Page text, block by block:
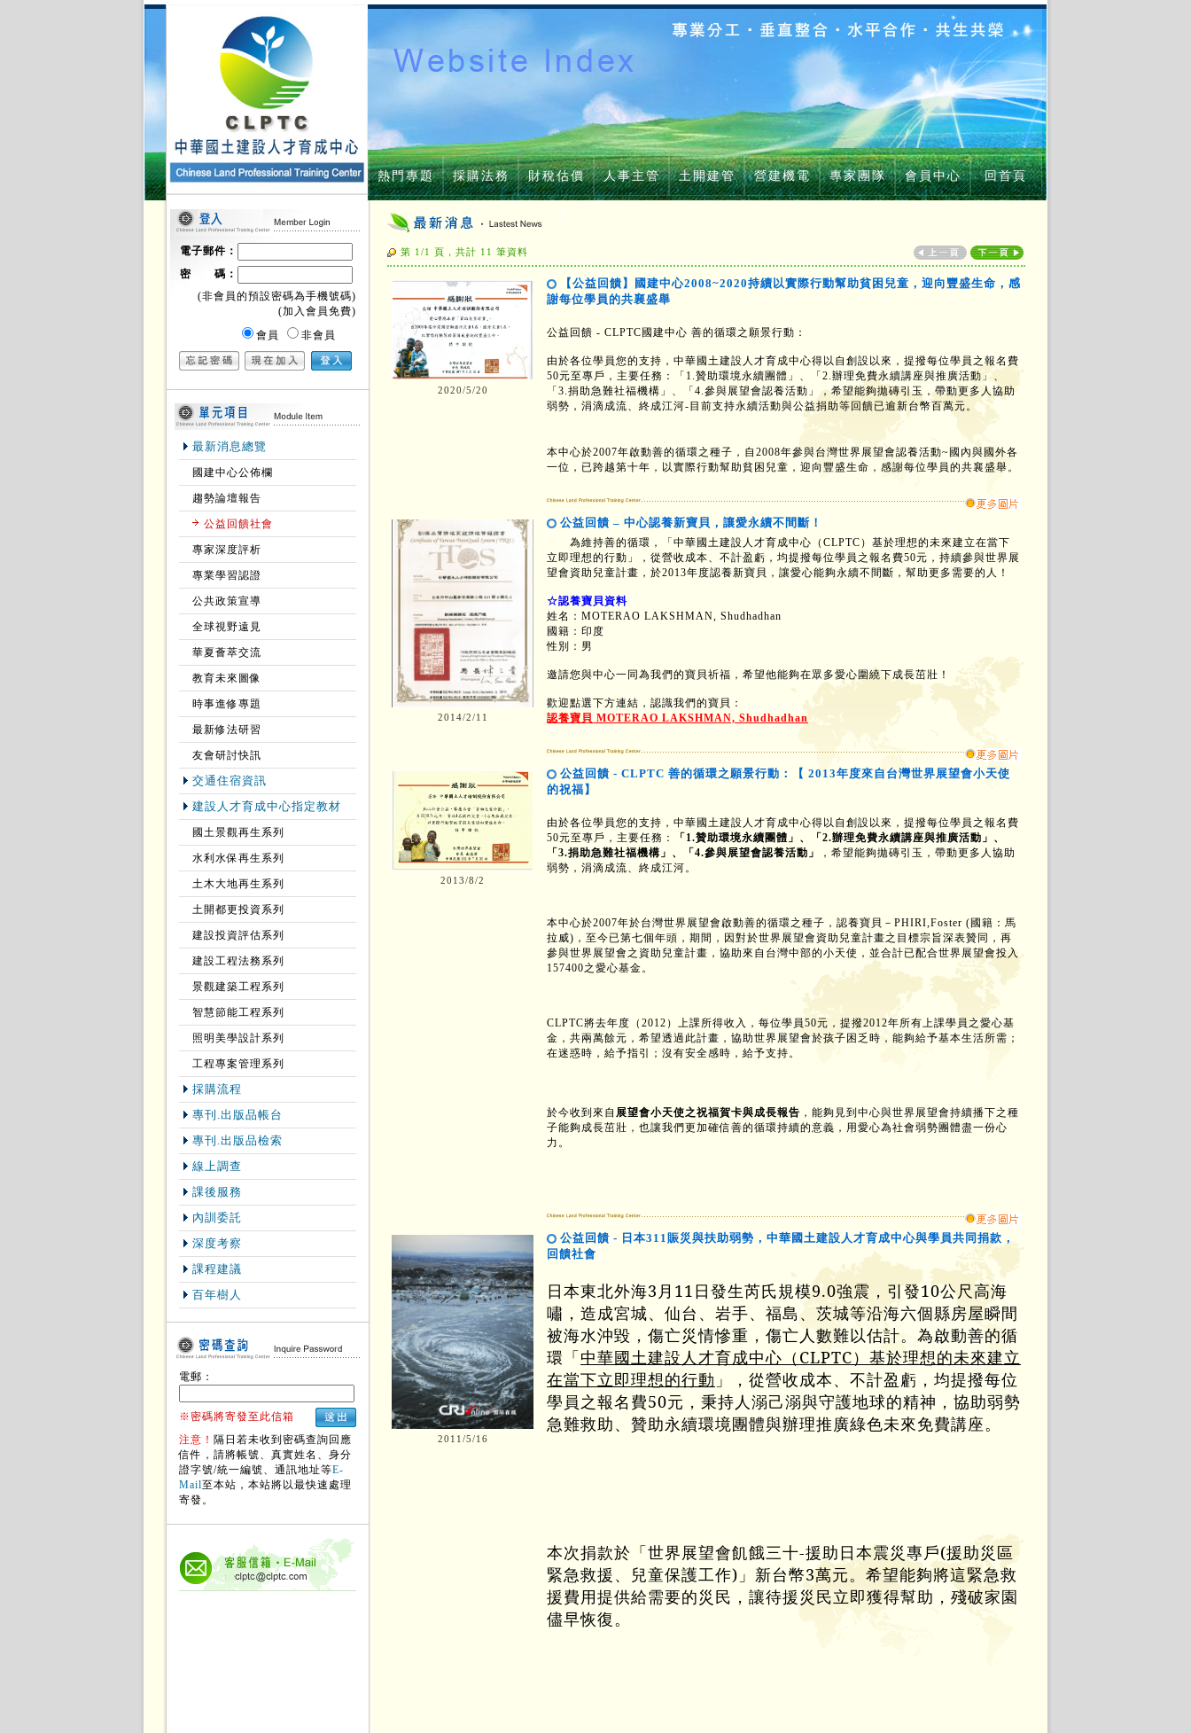
熱門專題 採購法務 財稅估價 人事主管 土開建管 營建機電 專家團隊 會員中心 回首頁
電子郵件：
密 碼：
(非會員的預設密碼為手機號碼)
(加入會員免費)
會員
非會員
最新消息總覽
國建中心公佈欄
趨勢論壇報告
公益回饋社會
專家深度評析
專業學習認證
公共政策宣導
全球視野遠見
華夏薈萃交流
教育未來圖像
時事進修專題
最新修法研習
友會研討快訊
交通住宿資訊
建設人才育成中心指定教材
國土景觀再生系列
水利水保再生系列
土木大地再生系列
土開都更投資系列
建設投資評估系列
建設工程法務系列
景觀建築工程系列
智慧節能工程系列
照明美學設計系列
工程專案管理系列
採購流程
專刊.出版品帳台
專刊.出版品檢索
線上調查
課後服務
內訓委託
深度考察
課程建議
百年樹人
電郵：
※密碼將寄發至此信箱
送出
注意！ 隔日若未收到密碼查詢回應
信件，請將帳號、真實姓名、身分
證字號/統一編號、通訊地址等E-
Mail至本站，本站將以最快速處理
寄發。
第 1/1 頁，共計 11 筆資料
2020/5/20
【公益回饋】國建中心2008~2020持續以實際行動幫助貧困兒童，迎向豐盛生命，感
謝每位學員的共襄盛舉
公益回饋 - CLPTC國建中心 善的循環之願景行動：
由於各位學員您的支持，中華國土建設人才育成中心得以自創設以來，提撥每位學員之報名費
50元至專戶，主要任務：「1.贊助環境永續團體」、「2.辦理免費永續講座與推廣活動」、
「3.捐助急難社福機構」、「4.參與展望會認養活動」，希望能夠拋磚引玉，帶動更多人協助
弱勢，涓滴成流、終成江河-目前支持永續活動與公益捐助等回饋已逾新台幣百萬元。
本中心於2007年啟動善的循環之種子，自2008年參與台灣世界展望會認養活動~國內與國外各
一位，已跨越第十年，以實際行動幫助貧困兒童，迎向豐盛生命，感謝每位學員的共襄盛舉。
2014/2/11
公益回饋 – 中心認養新寶貝，讓愛永續不間斷！
為維持善的循環，「中華國土建設人才育成中心（CLPTC）基於理想的未來建立在當下
立即理想的行動」，從營收成本、不計盈虧，均提撥每位學員之報名費50元，持續參與世界展
望會資助兒童計畫，於2013年度認養新寶貝，讓愛心能夠永續不間斷，幫助更多需要的人！
☆認養寶貝資料
姓名：MOTERAO LAKSHMAN, Shudhadhan
國籍：印度
性別：男
邀請您與中心一同為我們的寶貝祈福，希望他能夠在眾多愛心圍繞下成長茁壯！
歡迎點選下方連結，認識我們的寶貝：
認養寶貝 MOTERAO LAKSHMAN, Shudhadhan
2013/8/2
公益回饋 - CLPTC 善的循環之願景行動：【 2013年度來自台灣世界展望會小天使
的祝福】
由於各位學員您的支持，中華國土建設人才育成中心得以自創設以來，提撥每位學員之報名費
50元至專戶，主要任務： 「 1.贊助環境永續團體」、「 2.辦理免費永續講座與推廣活動」、
「 3.捐助急難社福機構」、「 4.參與展望會認養活動」
，希望能夠拋磚引玉，帶動更多人協助
弱勢，涓滴成流、終成江河。
本中心於2007年於台灣世界展望會啟動善的循環之種子，認養寶貝－ PHIRI,Foster ( 國籍：馬
拉威) ，至今已第七個年頭，期間，因對於世界展望會資助兒童計畫之目標宗旨深表贊同，再
參與世界展望會之資助兒童計畫，協助來自台灣中部的小天使，並合計已配合世界展望會投入
157400之愛心基金。
CLPTC將去年度（ 2012 ）上課所得收入，每位學員50元，提撥2012年所有上課學員之愛心基
金，共兩萬餘元，希望透過此計畫，協助世界展望會於孩子困乏時，能夠給予基本生活所需；
在迷惑時，給予指引；沒有安全感時，給予支持。
於今收到來自 展望會小天使之祝福賀卡與成長報告 ，能夠見到中心與世界展望會持續播下之種
子能夠成長茁壯，也讓我們更加確信善的循環持續的意義，用愛心為社會弱勢團體盡一份心
力。
2011/5/16
公益回饋 - 日本311賑災與扶助弱勢，中華國土建設人才育成中心與學員共同捐款，
回饋社會
日本東北外海3月11日發生芮氏規模9.0強震，引發10公尺高海
嘯，造成宮城、仙台、岩手、福島、茨城等沿海六個縣房屋瞬間
被海水沖毀，傷亡災情慘重，傷亡人數難以估計。為啟動善的循
環「中華國土建設人才育成中心（CLPTC）基於理想的未來建立
在當下立即理想的行動 」，從營收成本、不計盈虧，均提撥每位
學員之報名費50元，秉持人溺己溺與守護地球的精神，協助弱勢
急難救助、贊助永續環境團體與辦理推廣綠色未來免費講座。
本次捐款於「世界展望會飢餓三十-援助日本震災專戶(援助災區
緊急救援、兒童保護工作) 」新台幣3萬元。希望能夠將這緊急救
援費用提供給需要的災民，讓待援災民立即獲得幫助，殘破家園
儘早恢復。